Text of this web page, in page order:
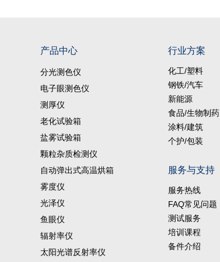
产品中心
分光测色仪
电子眼测色仪
测厚仪
老化试验箱
盐雾试验箱
颗粒杂质检测仪
自动弹出式高温烘箱
雾度仪
光泽仪
鱼眼仪
辐射率仪
太阳光谱反射率仪
行业方案
化工/塑料
钢铁/汽车
新能源
食品/生物制药
涂料/建筑
个护/包装
服务与支持
服务热线
FAQ常见问题
测试服务
培训课程
备件介绍